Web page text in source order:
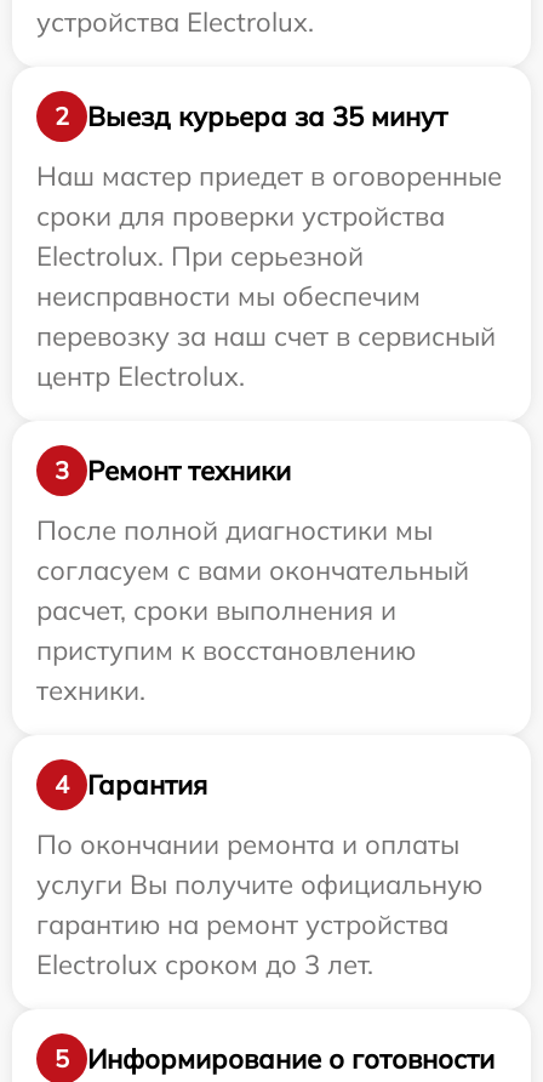
устройства Electrolux.
2
Выезд курьера за 35 минут
Наш мастер приедет в оговоренные
сроки для проверки устройства
Electrolux. При серьезной
неисправности мы обеспечим
перевозку за наш счет в сервисный
центр Electrolux.
3
Ремонт техники
После полной диагностики мы
согласуем с вами окончательный
расчет, сроки выполнения и
приступим к восстановлению
техники.
4
Гарантия
По окончании ремонта и оплаты
услуги Вы получите официальную
гарантию на ремонт устройства
Electrolux сроком до 3 лет.
5 Информирование о готовности